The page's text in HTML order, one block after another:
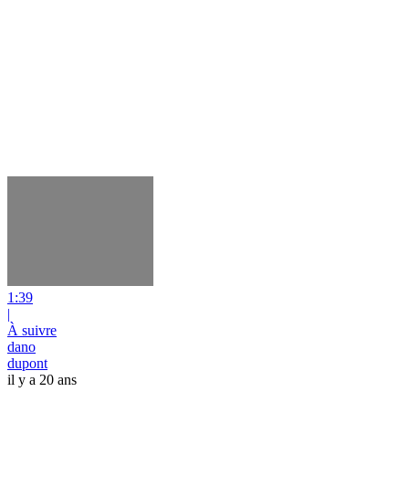
1:39
|
À suivre
dano
dupont
il y a 20 ans